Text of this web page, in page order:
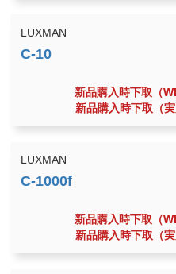
LUXMAN
新品購入時下取（
新品購入時下取（実
LUXMAN
新品購入時下取（
新品購入時下取（実